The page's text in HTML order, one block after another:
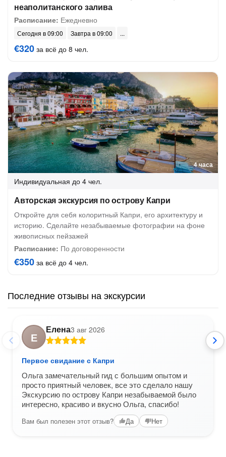
неаполитанского залива
Расписание: Ежедневно
Сегодня в 09:00 Завтра в 09:00
€320 за всё до 8 чел.
4 часа
Индивидуальная до 4 чел.
Авторская экскурсия по острову Капри
Откройте для себя колоритный Капри, его архитектуру и
историю. Сделайте незабываемые фотографии на фоне
живописных пейзажей
Расписание: По договоренности
€350 за всё до 4 чел.
Последние отзывы на экскурсии
Е
Елена3 авг 2026
Первое свидание с Капри
Ольга замечательный гид с большим опытом и
просто приятный человек, все это сделало нашу
Экскурсию по острову Капри незабываемой было
интересно, красиво и вкусно Ольга, спасибо!
Вам был полезен этот отзыв? Да Нет